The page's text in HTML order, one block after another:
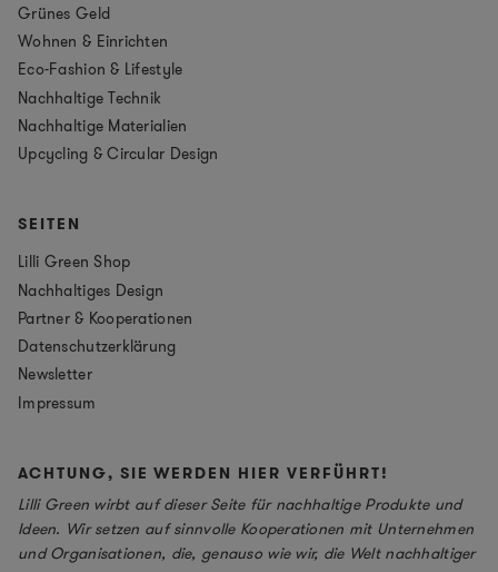
Grünes Geld
Wohnen & Einrichten
Eco-Fashion & Lifestyle
Nachhaltige Technik
Nachhaltige Materialien
Upcycling & Circular Design
SEITEN
Lilli Green Shop
Nachhaltiges Design
Partner & Kooperationen
Datenschutzerklärung
Newsletter
Impressum
ACHTUNG, SIE WERDEN HIER VERFÜHRT!
Lilli Green wirbt auf dieser Seite für nachhaltige Produkte und
Ideen. Wir setzen auf sinnvolle Kooperationen mit Unternehmen
und Organisationen, die, genauso wie wir, die Welt nachhaltiger